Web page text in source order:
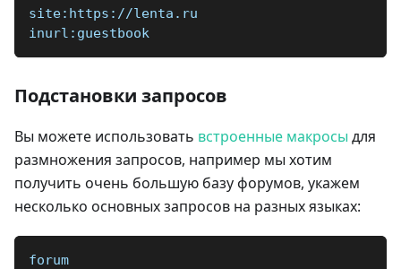
site:https://lenta.ru
inurl:guestbook
Подстановки запросов
Вы можете использовать встроенные макросы для
размножения запросов, например мы хотим
получить очень большую базу форумов, укажем
несколько основных запросов на разных языках:
forum